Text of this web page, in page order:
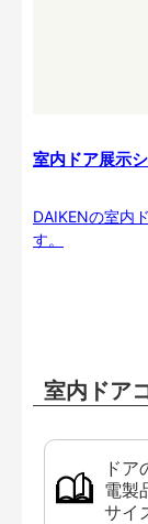
室内ドア展示
DAIKENの室内
す。
室内ドア
ド
電製
サイ